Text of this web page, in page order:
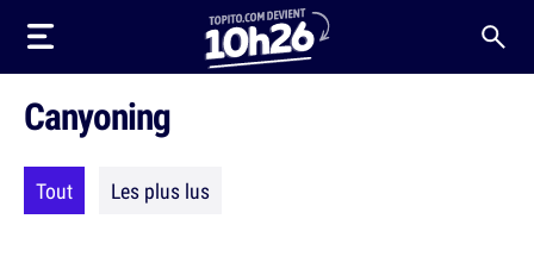
Canyoning
Tout Les plus lus